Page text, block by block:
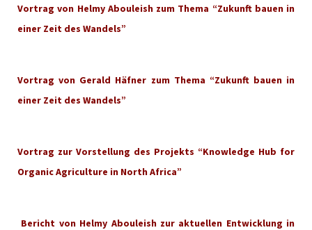
Vortrag von Helmy Abouleish zum Thema “Zukunft bauen in
einer Zeit des Wandels”
Vortrag von Gerald Häfner zum Thema “Zukunft bauen in
einer Zeit des Wandels”
Vortrag zur Vorstellung des Projekts “Knowledge Hub for
Organic Agriculture in North Africa”
Bericht von Helmy Abouleish zur aktuellen Entwicklung in